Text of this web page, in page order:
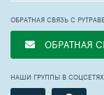
ОБРАТНАЯ СВЯЗЬ С
ОБРАТНАЯ
НАШИ ГРУППЫ В СОЦСЕТЯХ